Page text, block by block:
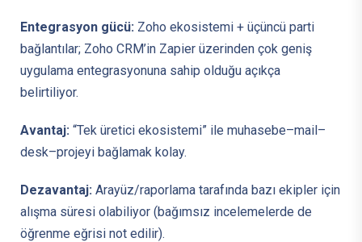
Entegrasyon gücü: Zoho ekosistemi + üçüncü parti
bağlantılar; Zoho CRM’in Zapier üzerinden çok geniş
uygulama entegrasyonuna sahip olduğu açıkça
belirtiliyor.
Avantaj: “Tek üretici ekosistemi” ile muhasebe–mail–
desk–projeyi bağlamak kolay.
Dezavantaj: Arayüz/raporlama tarafında bazı ekipler için
alışma süresi olabiliyor (bağımsız incelemelerde de
öğrenme eğrisi not edilir).